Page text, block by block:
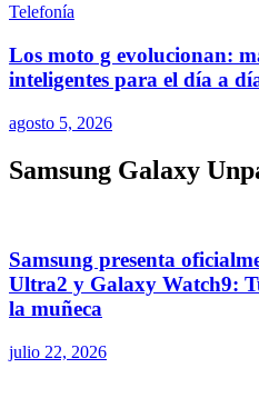
Telefonía
Los moto g evolucionan:
inteligentes para el día a
agosto 5, 2026
Samsung Galaxy
Samsung presenta
Ultra2 y Galaxy Watch9:
la muñeca
julio 22, 2026